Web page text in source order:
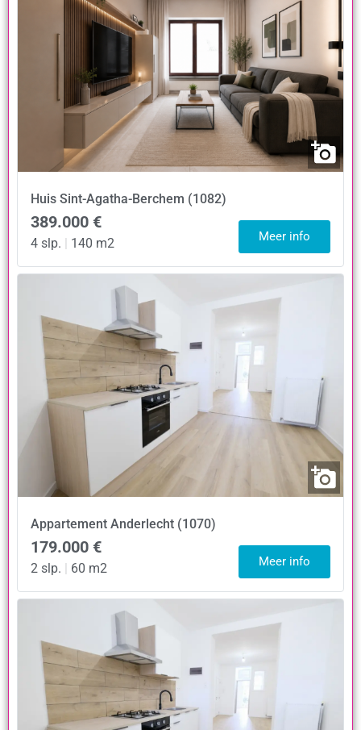
Huis Sint-Agatha-Berchem (1082)
389.000 €
4 slp. | 140 m2 Meer info
Appartement Anderlecht (1070)
179.000 €
2 slp. 60 m2 Meer info